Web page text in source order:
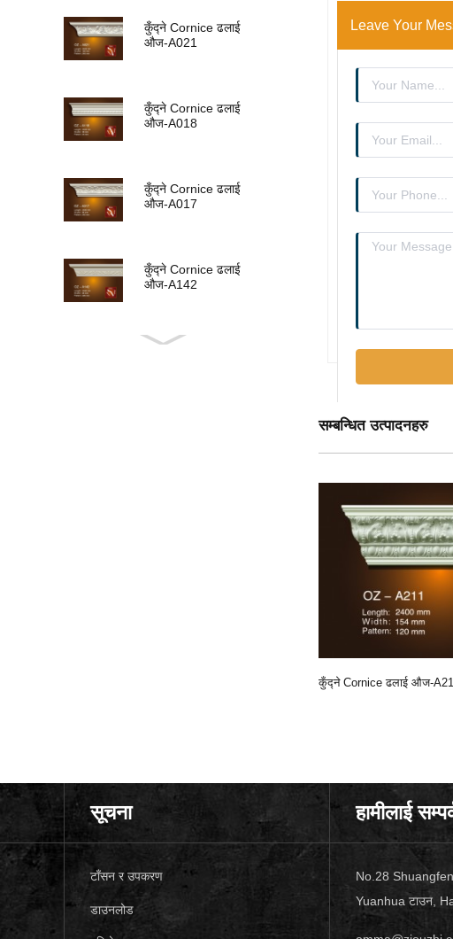
कुँद्ने Cornice ढलाई
औज-A021
कुँद्ने Cornice ढलाई
औज-A018
कुँद्ने Cornice ढलाई
औज-A017
कुँद्ने Cornice ढलाई
औज-A142
Leave Your
सम्बन्धित उत्पादनहरु
कुँद्ने Cornice ढलाई औज-
सूचना
टाँसन र उपकरण
डाउनलोड
हामीलाई
No.28
Yuanhua टाउन,